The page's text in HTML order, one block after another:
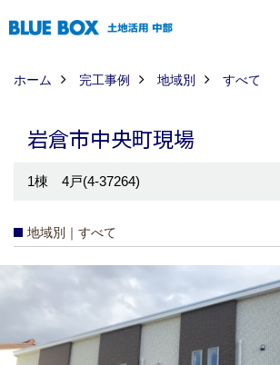
ホーム 完工事例 地域別 すべて
岩倉市中央町現場
1棟 4戸(4-37264)
地域別｜すべて